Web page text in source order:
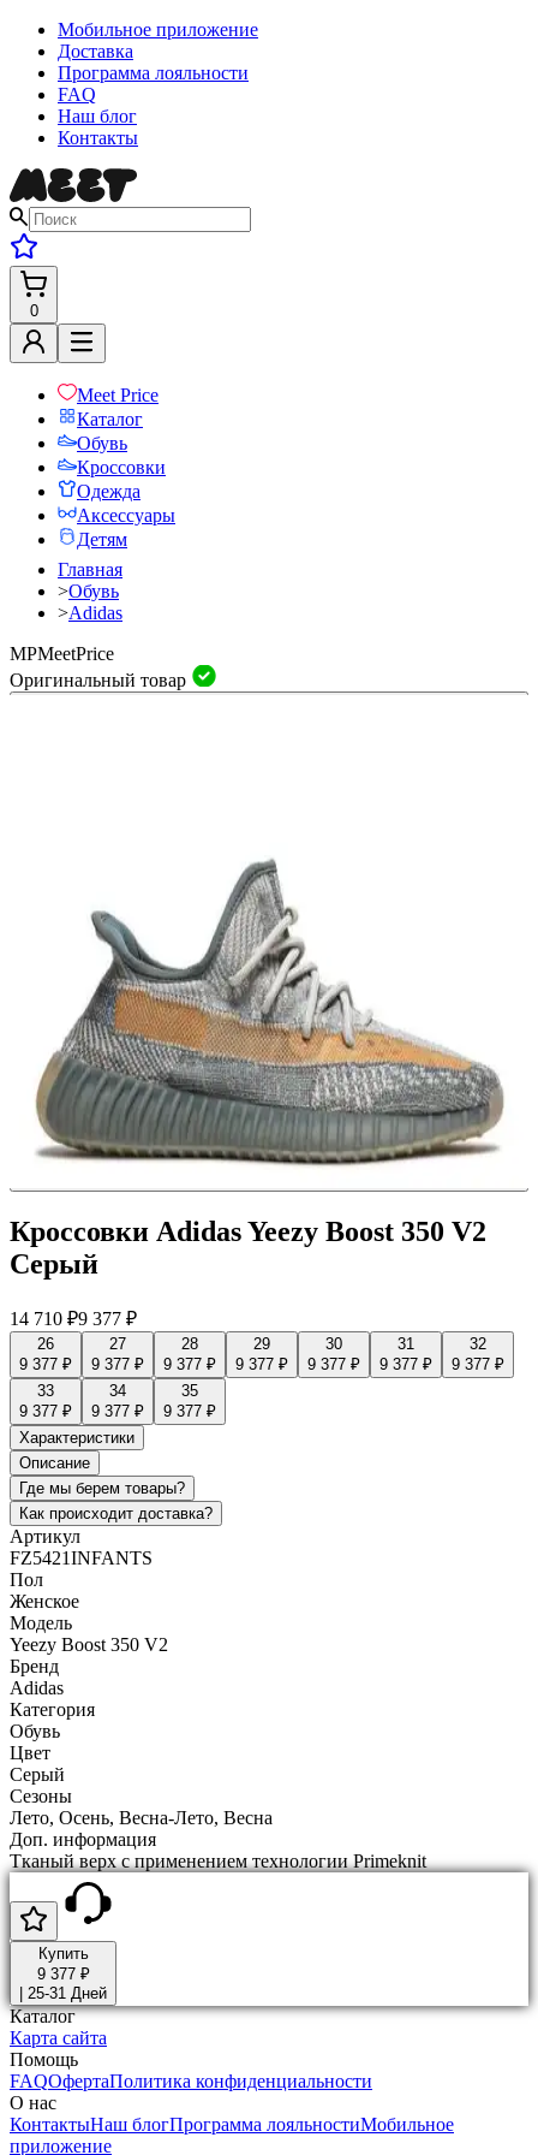
Мобильное приложение
Доставка
Программа лояльности
FAQ
Наш блог
Контакты
0
Meet Price
Каталог
Обувь
Кроссовки
Одежда
Аксессуары
Детям
Главная
>Обувь
>Adidas
MPMeetPrice
Оригинальный товар
Кроссовки Adidas Yeezy Boost 350 V2
Серый
14 710 ₽9 377 ₽
26
9 377 ₽
27
9 377 ₽
28
9 377 ₽
29
9 377 ₽
30
9 377 ₽
31
9 377 ₽
32
9 377 ₽
33
9 377 ₽
34
9 377 ₽
35
9 377 ₽
Характеристики
Описание
Где мы берем товары?
Как происходит доставка?
Артикул
FZ5421INFANTS
Пол
Женское
Модель
Yeezy Boost 350 V2
Бренд
Adidas
Категория
Обувь
Цвет
Серый
Сезоны
Лето, Осень, Весна-Лето, Весна
Доп. информация
Тканый верх с применением технологии Primeknit
Купить
9 377 ₽
25-31 Дней
Каталог
Карта сайта
Помощь
FAQОфертаПолитика конфиденциальности
О нас
КонтактыНаш блогПрограмма лояльностиМобильное
приложение